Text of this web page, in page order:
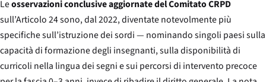
Leosservazioni conclusive aggiornate del Comitato CRPD
sull’Articolo 24 sono, dal 2022, diventate notevolmente più
specifiche sull’istruzione dei sordi — nominando singoli paesi sulla
capacità di formazione degli insegnanti, sulla disponibilità di
curricoli nella lingua dei segni e sui percorsi di intervento precoce